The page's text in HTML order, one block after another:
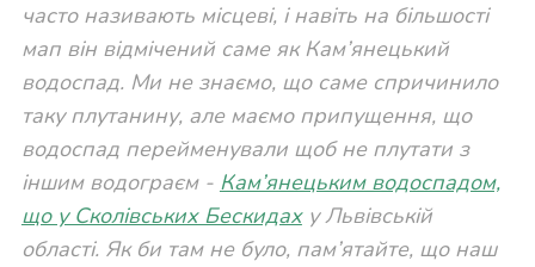
часто називають місцеві, і навіть на більшості
мап він відмічений саме як Кам’янецький
водоспад. Ми не знаємо, що саме спричинило
таку плутанину, але маємо припущення, що
водоспад перейменували щоб не плутати з
іншим водограєм - Кам’янецьким водоспадом,
що у Сколівських Бескидаху Львівській
області. Як би там не було, пам’ятайте, що наш